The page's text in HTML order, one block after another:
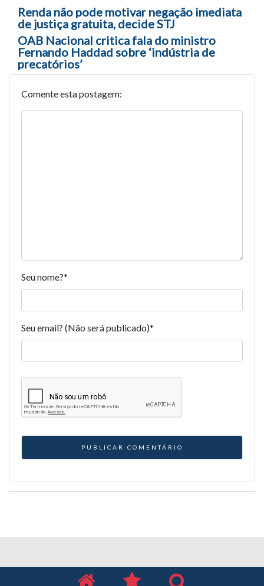
Navegação entre posts
Renda não pode motivar negação imediata
de justiça gratuita, decide STJ
OAB Nacional critica fala do ministro
Fernando Haddad sobre ‘indústria de
precatórios’
Comente esta postagem:
Seu nome?*
Seu email? (Não será publicado)*